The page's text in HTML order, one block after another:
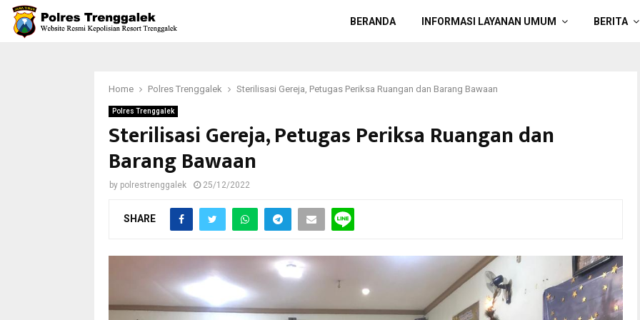
BERANDA INFORMASI LAYANAN UMUM BERITA
Home Polres Trenggalek Sterilisasi Gereja, Petugas Periksa Ruangan dan Barang Bawaan
Polres Trenggalek
Sterilisasi Gereja, Petugas Periksa Ruangan dan
Barang Bawaan
by polrestrenggalek 25/12/2022
SHARE